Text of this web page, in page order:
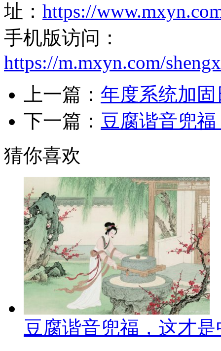
址： https://
手机版访问：
https://m.mxyn.com/
上一篇： 年度系统加
下一篇： 豆腐谐音兜
猜你喜欢
豆腐谐音兜福，这才